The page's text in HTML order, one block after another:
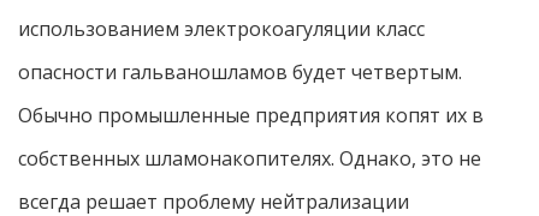
использованием электрокоагуляции класс
опасности гальваношламов будет четвертым.
Обычно промышленные предприятия копят их в
собственных шламонакопителях. Однако, это не
всегда решает проблему нейтрализации